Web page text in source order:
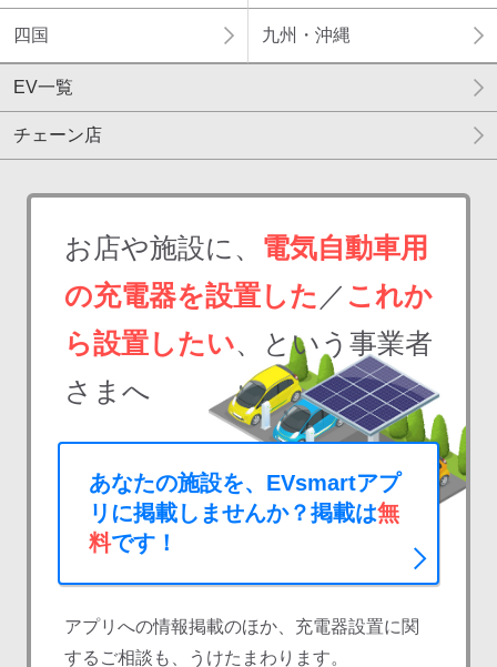
四国 九州・沖縄
EV一覧
チェーン店
お店や施設に、 電気自動車用
の充電器を設置した ／ これか
ら設置したい 、という事業者
さまへ
あなたの施設を、EVsmartアプ
リに掲載しませんか？掲載は無
料です！
アプリへの情報掲載のほか、充電器設置に関
するご相談も、うけたまわります。